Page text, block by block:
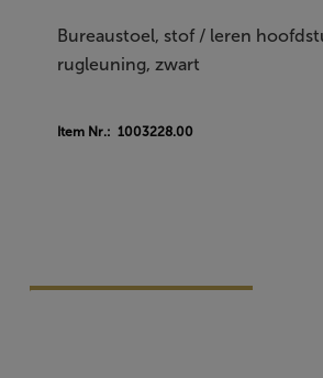
Bureaustoel, stof / leren
rugleuning, zwart
Item Nr.: 1003228.00